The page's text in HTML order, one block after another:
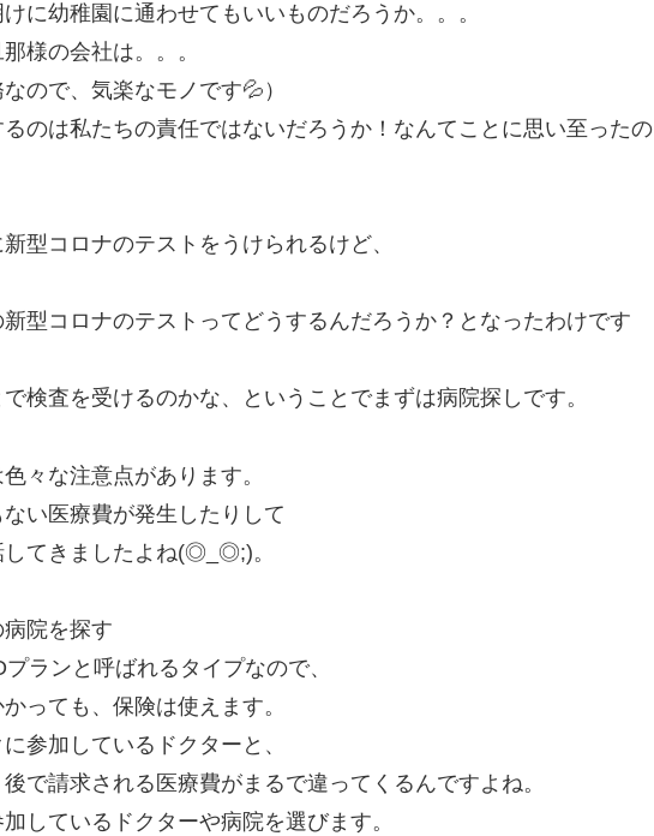
に幼稚園に通わせてもいいものだろうか。。。
様の会社は。。。
ので、気楽なモノです💦）
のは私たちの責任ではないだろうか！なんてことに思い至ったの
型コロナのテストをうけられるけど、
型コロナのテストってどうするんだろうか？となったわけです
検査を受けるのかな、ということでまずは病院探しです。
々な注意点があります。
い医療費が発生したりして
てきましたよね(◎_◎;)。
院を探す
ランと呼ばれるタイプなので、
っても、保険は使えます。
参加しているドクターと、
で請求される医療費がまるで違ってくるんですよね。
しているドクターや病院を選びます。